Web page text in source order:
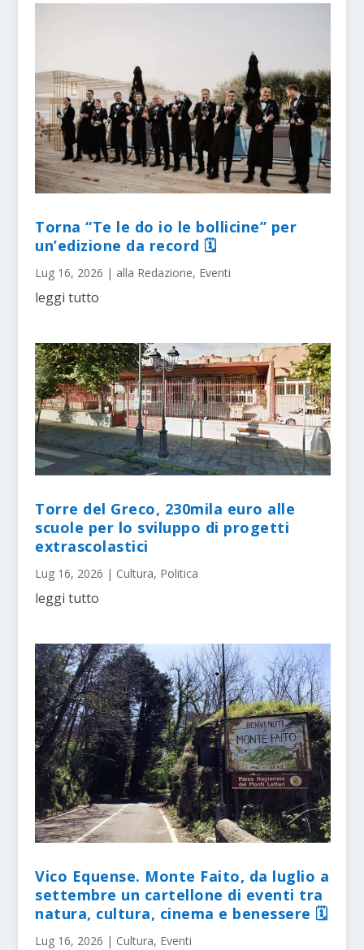
Torna “Te le do io le bollicine” per
un’edizione da record 🗓
Lug 16, 2026 | alla Redazione, Eventi
leggi tutto
Torre del Greco, 230mila euro alle
scuole per lo sviluppo di progetti
extrascolastici
Lug 16, 2026 | Cultura, Politica
leggi tutto
Vico Equense. Monte Faito, da luglio a
settembre un cartellone di eventi tra
natura, cultura, cinema e benessere 🗓
Lug 16, 2026 | Cultura, Eventi